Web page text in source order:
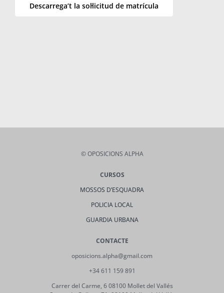
Descarrega’t la sol·licitud de matrícula
© OPOSICIONS ALPHA
CURSOS
MOSSOS D’ESQUADRA
POLICIA LOCAL
GUARDIA URBANA
CONTACTE
oposicions.alpha@gmail.com
+34 611 159 891
Carrer del Carme, 6 08100 Mollet del Vallés